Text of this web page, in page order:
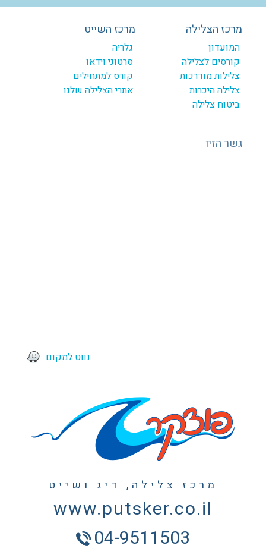
מרכז הצלילה
המועדון
קורסים לצלילה
צלילות מודרכות
צלילה היכרות
ביטוח צלילה
מרכז השייט
גלריה
סרטוני וידאו
קורס למתחילים
אתרי הצלילה שלנו
גשר הזיו
נווט למקום
מרכז צלילה, דיג ושייט
www.putsker.co.il
04-9511503